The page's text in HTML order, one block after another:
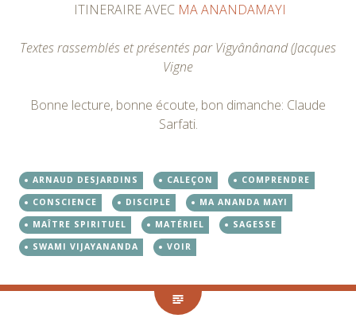
ITINERAIRE AVEC MA ANANDAMAYI
Textes rassemblés et présentés par Vigyânânand (Jacques
Vigne
Bonne lecture, bonne écoute, bon dimanche: Claude
Sarfati.
ARNAUD DESJARDINS CALEÇON
COMPRENDRE
CONSCIENCE
DISCIPLE
MA ANANDA MAYI
MAÎTRE SPIRITUEL
MATÉRIEL
SAGESSE
SWAMI VIJAYANANDA
VOIR